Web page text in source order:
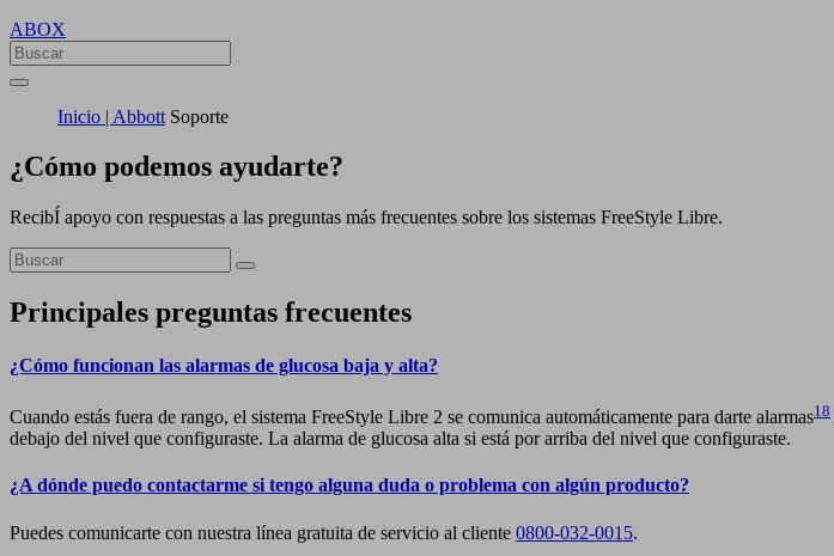
ABOX
Inicio | Abbott Soporte
¿Cómo podemos ayudarte?
RecibÍ apoyo con respuestas a las preguntas más frecuentes sobre los sistemas FreeStyle Libre.
Principales preguntas frecuentes
¿Cómo funcionan las alarmas de glucosa baja y alta?
Cuando estás fuera de rango, el sistema FreeStyle Libre 2 se comunica automáticamente para darte alarmas18
debajo del nivel que configuraste. La alarma de glucosa alta si está por arriba del nivel que configuraste.
¿A dónde puedo contactarme si tengo alguna duda o problema con algún producto?
Puedes comunicarte con nuestra línea gratuita de servicio al cliente 0800-032-0015.